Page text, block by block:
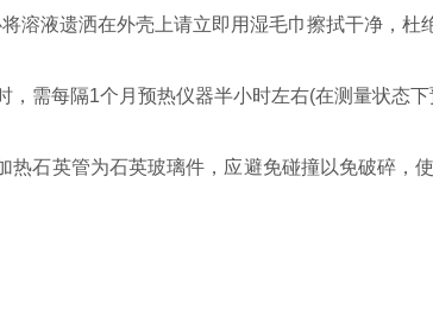
溶液遗洒在外壳上请立即用湿毛巾擦拭干净，杜
，需每隔1个月预热仪器半小时左右(在测量状态
热石英管为石英玻璃件，应避免碰撞以免破碎，